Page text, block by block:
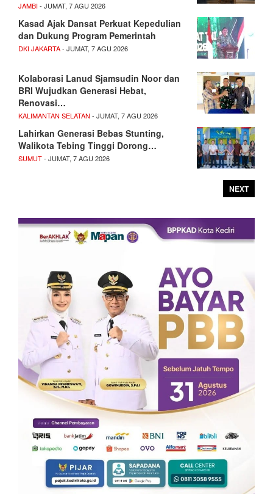
JAMBI- JUMAT, 7 AGU 2026
Kasad Ajak Dansat Perkuat Kepedulian
dan Dukung Program Pemerintah
DKI JAKARTA- JUMAT, 7 AGU 2026
Kolaborasi Lanud Sjamsudin Noor dan
BRI Wujudkan Generasi Hebat,
Renovasi…
KALIMANTAN SELATAN - JUMAT, 7 AGU 2026
Lahirkan Generasi Bebas Stunting,
Walikota Tebing Tinggi Dorong…
SUMUT- JUMAT, 7 AGU 2026
NEXT